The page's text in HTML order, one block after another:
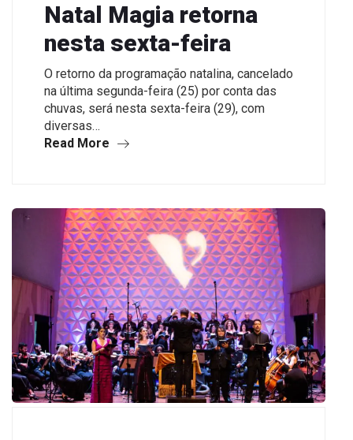
Natal Magia retorna
nesta sexta-feira
O retorno da programação natalina, cancelado
na última segunda-feira (25) por conta das
chuvas, será nesta sexta-feira (29), com
diversas…
Read More